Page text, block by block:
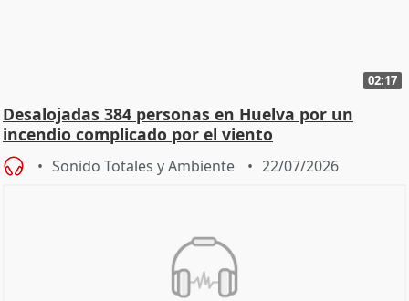
02:17
Desalojadas 384 personas en Huelva por un
incendio complicado por el viento
Sonido Totales y Ambiente 22/07/2026